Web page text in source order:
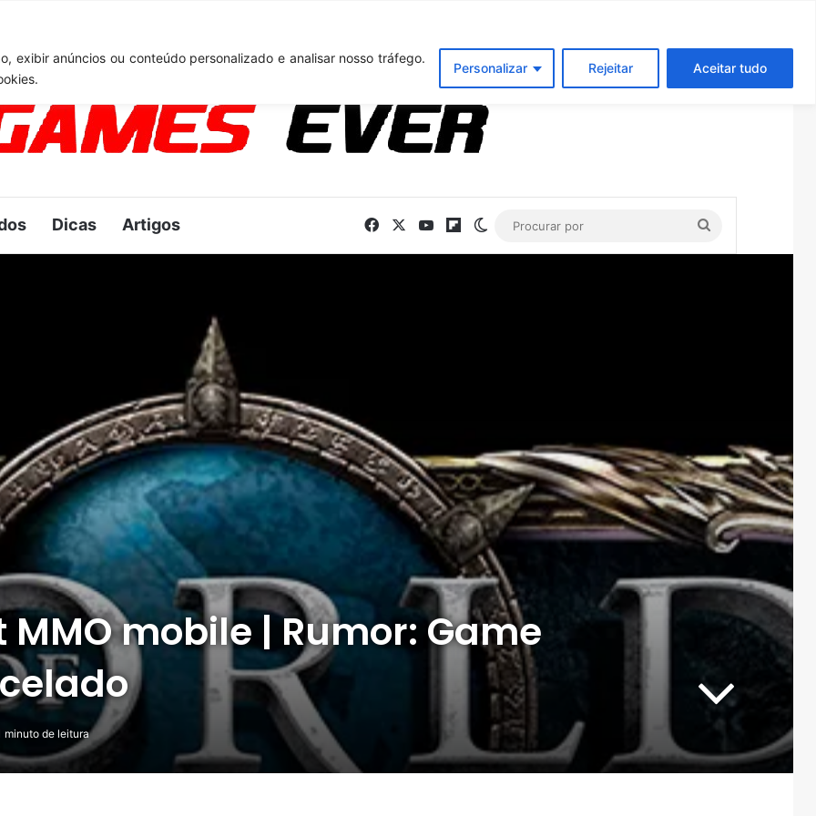
exibir anúncios ou conteúdo personalizado e analisar nosso tráfego.
Personalizar Rejeitar Aceitar tudo
Dicas Artigos FacebookYouTubeFlipboardSwitch skin
por
mobile | Rumor: Game
minuto de leitura